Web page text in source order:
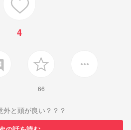
4
66
more_horiz
外と頭が良い？？？